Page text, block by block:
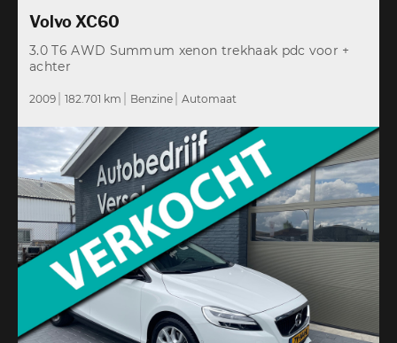
Volvo XC60
3.0 T6 AWD Summum xenon trekhaak pdc voor +
achter
2009 182.701 km Benzine Automaat